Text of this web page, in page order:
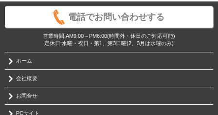
電話でお問い合わせする
営業時間:AM9:00～PM6:00(時間外・休日のご対応可能)
定休日:水曜・祝日・第1、第3日曜(2、3月は水曜のみ)
ホーム
会社概要
お問合せ
PCサイト